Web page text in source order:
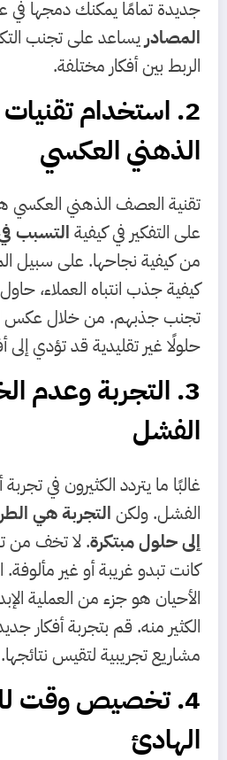
جديدة تمامًا يمكنك دمجها في
المصادر يساعد على تجنب
الربط بين أفكار مختلفة.
2. استخدام
الذهني العكسي
تقنية العصف الذهني العكسي
على التفكير في كيفية التسبب
من كيفية نجاحها. على سبيل
كيفية جذب انتباه العملاء،
تجنب جذبهم. من خلال عكس
حلولًا غير تقليدية قد تؤدي
3. التجربة وعدم
الفشل
غالبًا ما يتردد الكثيرون في
الفشل. ولكن التجربة هي
إلى حلول مبتكرة. لا تخف من
كانت تبدو غريبة أو غير
الأحيان هو جزء من العملية
الكثير منه. قم بتجربة أفكار
مشاريع تجريبية لتقيس نتائجها.
4. تخصيص وقت
الهادئ